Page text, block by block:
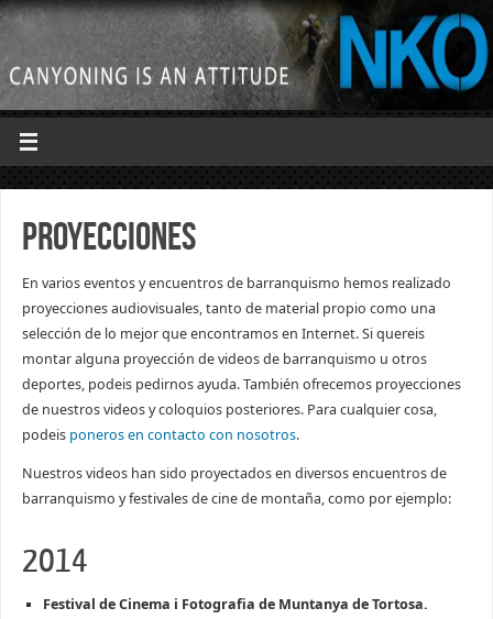
Proyecciones
En varios eventos y encuentros de barranquismo hemos realizado
proyecciones audiovisuales, tanto de material propio como una
selección de lo mejor que encontramos en Internet. Si quereis
montar alguna proyección de videos de barranquismo u otros
deportes, podeis pedirnos ayuda. También ofrecemos proyecciones
de nuestros videos y coloquios posteriores. Para cualquier cosa,
podeis poneros en contacto con nosotros.
Nuestros videos han sido proyectados en diversos encuentros de
barranquismo y festivales de cine de montaña, como por ejemplo:
2014
Festival de Cinema i Fotografia de Muntanya de Tortosa.